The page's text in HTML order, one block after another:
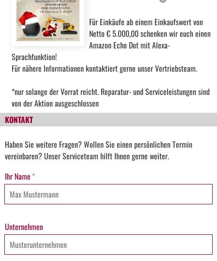
Für Einkäufe ab einem Einkaufswert von
Netto € 5.000,00 schenken wir euch einen
Amazon Echo Dot mit Alexa-
Sprachfunktion!
Für nähere Informationen kontaktiert gerne unser Vertriebsteam.
*nur solange der Vorrat reicht. Reparatur- und Serviceleistungen sind
von der Aktion ausgeschlossen
KONTAKT
Haben Sie weitere Fragen? Wollen Sie einen persönlichen Termin
vereinbaren? Unser Serviceteam hilft Ihnen gerne weiter.
Ihr Name *
Unternehmen